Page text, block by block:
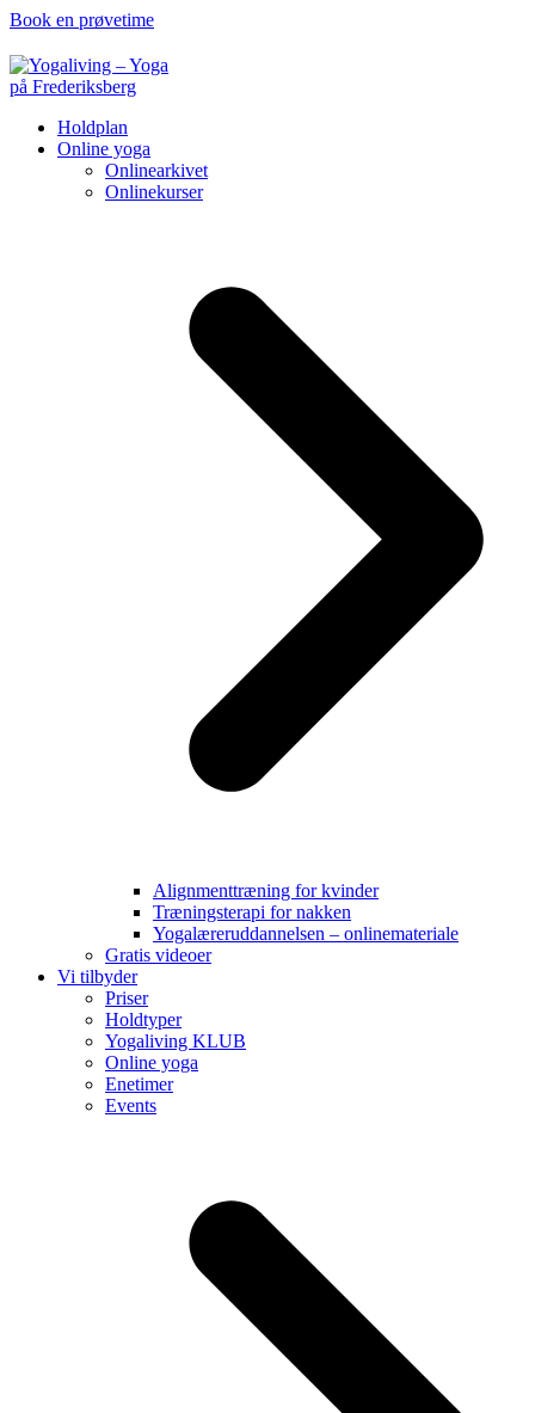
Book en prøvetime
Holdplan
Online yoga
Onlinearkivet
Onlinekurser
Alignmenttræning for kvinder
Træningsterapi for nakken
Yogalæreruddannelsen – onlinemateriale
Gratis videoer
Vi tilbyder
Priser
Holdtyper
Yogaliving KLUB
Online yoga
Enetimer
Events